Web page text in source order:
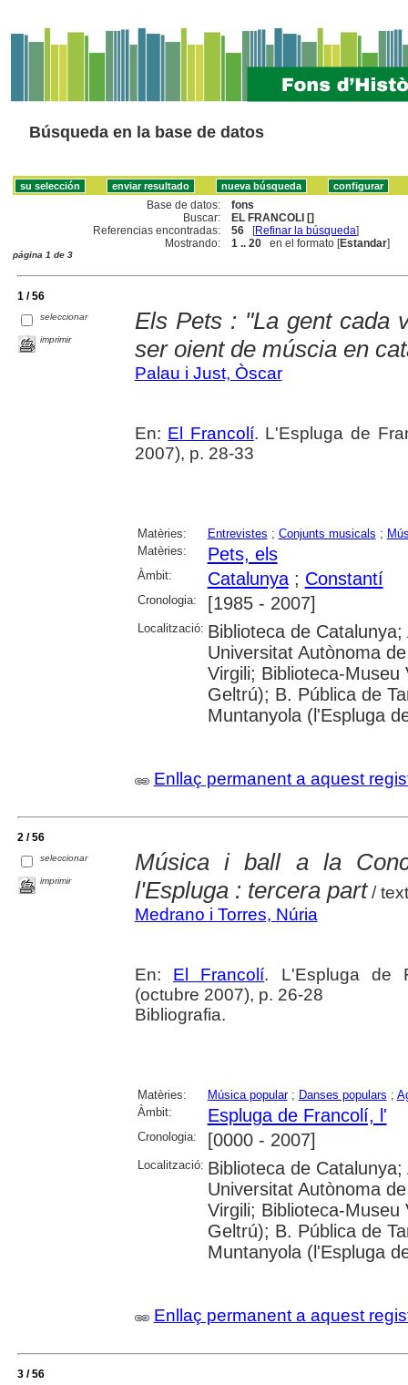
Búsqueda en la base de datos
Base de datos:
fons
Buscar:
EL FRANCOLI []
Referencias encontradas:
56 [Refinar la búsqueda]
Mostrando:
1 .. 20 en el formato [Estandar]
página 1 de 3
1 / 56
seleccionar
imprimir
Els Pets : "La gent cada
ser oient de múscia en
Palau i Just, Òscar
En: El Francolí. L'Espluga de
2007), p. 28-33
Matèries: Entrevistes ; Conjunts musicals ;
Matèries:
Pets, els
Àmbit: Catalunya; Constantí
Cronologia: [1985 - 2007]
Localització: Biblioteca de
Universitat Autònoma
Virgili; Biblioteca-
Geltrú); B. Pública de
Muntanyola (l'Espluga
Enllaç permanent a aquest
2 / 56
seleccionar
imprimir
Música i ball a la
l'Espluga : tercera part/
Medrano i Torres, Núria
En: El Francolí. L'Espluga de
(octubre 2007), p. 26-28
Bibliografia.
Matèries: Música popular; Danses populars ;
Àmbit:
Espluga de Francolí, l'
Cronologia: [0000 - 2007]
Localització: Biblioteca de
Universitat Autònoma
Virgili; Biblioteca-
Geltrú); B. Pública de
Muntanyola (l'Espluga
Enllaç permanent a aquest
3 / 56